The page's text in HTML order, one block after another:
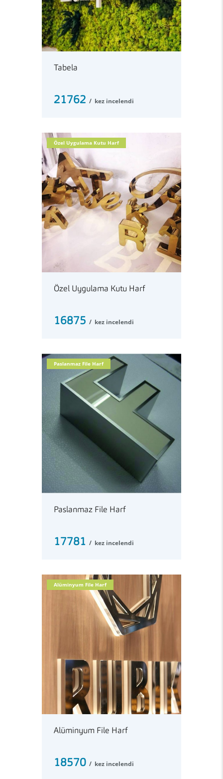
Tabela
21762 kez incelendi
Özel Uygulama Kutu Harf
Özel Uygulama Kutu Harf
16875 kez incelendi
Paslanmaz File Harf
Paslanmaz File Harf
17781 kez incelendi
Alüminyum File Harf
Alüminyum File Harf
18570 kez incelendi